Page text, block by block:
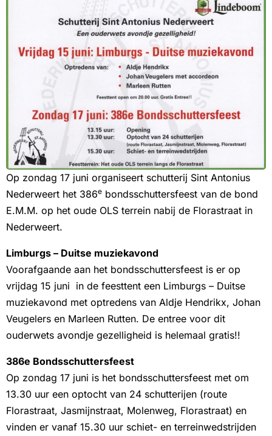
Op zondag 17 juni organiseert schutterij Sint Antonius
Nederweert het 386e bondsschuttersfeest van de bond
E.M.M. op het oude OLS terrein nabij de Florastraat in
Nederweert.
Limburgs – Duitse muziekavond
Voorafgaande aan het bondsschuttersfeest is er op
vrijdag 15 juni in de feesttent een Limburgs – Duitse
muziekavond met optredens van Aldje Hendrikx, Johan
Veugelers en Marleen Rutten. De entree voor dit
ouderwets avondje gezelligheid is helemaal gratis!!
386e Bondsschuttersfeest
Op zondag 17 juni is het bondsschuttersfeest met om
13.30 uur een optocht van 24 schutterijen (route
Florastraat, Jasmijnstraat, Molenweg, Florastraat) en
vinden er vanaf 15.30 uur schiet- en terreinwedstrijden